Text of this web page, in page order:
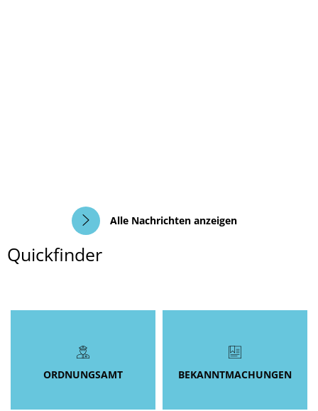
Alle Nachrichten anzeigen
Quickfinder
ORDNUNGSAMT BEKANNTMACHUNGEN